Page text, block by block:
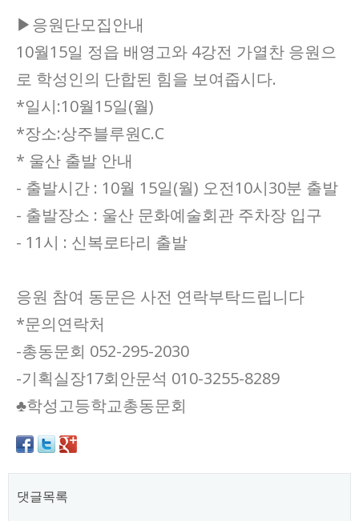
▶응원단모집안내
10월15일 정읍 배영고와 4강전 가열찬 응원으
로 학성인의 단합된 힘을 보여줍시다.
*일시:10월15일(월)
*장소:상주블루원C.C
* 울산 출발 안내
- 출발시간 : 10월 15일(월) 오전10시30분 출발
- 출발장소 : 울산 문화예술회관 주차장 입구
- 11시 : 신복로타리 출발
응원 참여 동문은 사전 연락부탁드립니다
*문의연락처
-총동문회 052-295-2030
-기획실장17회안문석 010-3255-8289
♣학성고등학교총동문회
댓글목록